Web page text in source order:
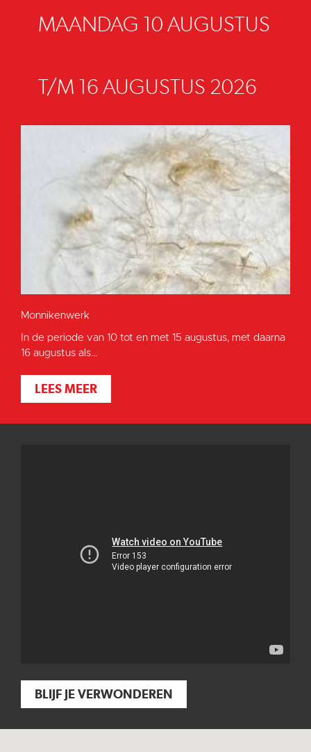
MAANDAG 10 AUGUSTUS
T/M 16 AUGUSTUS 2026
Monnikenwerk
In de periode van 10 tot en met 15 augustus, met daarna
16 augustus als...
LEES MEER
BLIJF JE VERWONDEREN